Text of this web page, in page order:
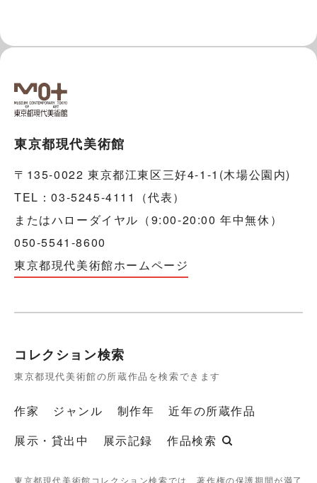
東京都現代美術館
〒135-0022 東京都江東区三好4-1-1(木場公園内)
TEL：03-5245-4111（代表）
またはハローダイヤル（9:00-20:00 年中無休）
050-5541-8600
東京都現代美術館ホームページ
コレクション検索
東京都現代美術館の所蔵作品を検索できます
作家 ジャンル 制作年
近年の所蔵作品
展示・貸出中
展示記録 作品検索
東京都現代美術館コレクション検索では、著作権の保護期間が満了